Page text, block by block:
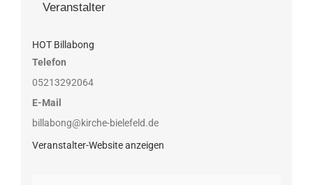
Veranstalter
HOT Billabong
Telefon
05213292064
E-Mail
billabong@kirche-bielefeld.de
Veranstalter-Website anzeigen